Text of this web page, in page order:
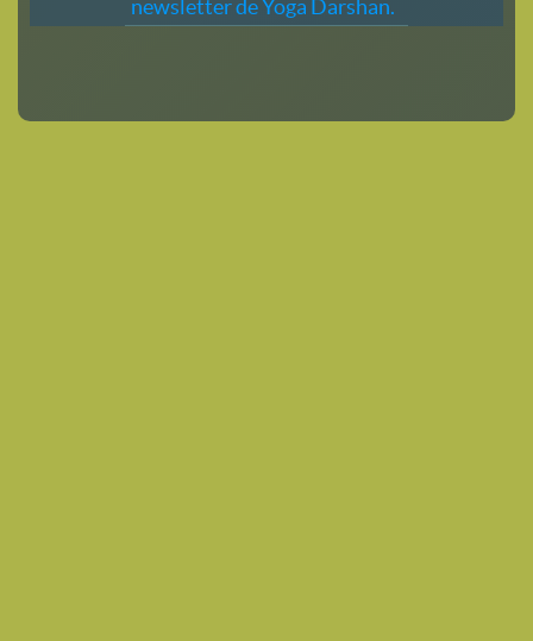
newsletter de Yoga Darshan.